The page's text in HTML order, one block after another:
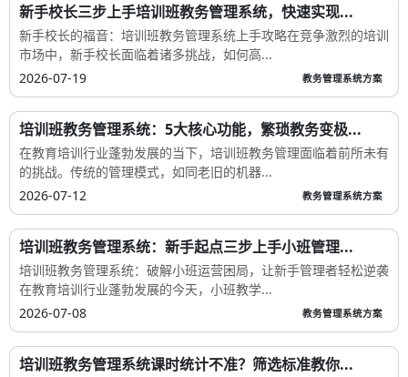
新手校长三步上手培训班教务管理系统，快速实现...
新手校长的福音：培训班教务管理系统上手攻略在竞争激烈的培训
市场中，新手校长面临着诸多挑战，如何高...
2026-07-19
教务管理系统方案
培训班教务管理系统：5大核心功能，繁琐教务变极...
在教育培训行业蓬勃发展的当下，培训班教务管理面临着前所未有
的挑战。传统的管理模式，如同老旧的机器...
2026-07-12
教务管理系统方案
培训班教务管理系统：新手起点三步上手小班管理...
培训班教务管理系统：破解小班运营困局，让新手管理者轻松逆袭
在教育培训行业蓬勃发展的今天，小班教学...
2026-07-08
教务管理系统方案
培训班教务管理系统课时统计不准？筛选标准教你...